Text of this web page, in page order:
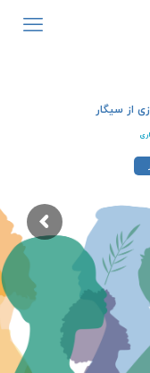
از سیگار